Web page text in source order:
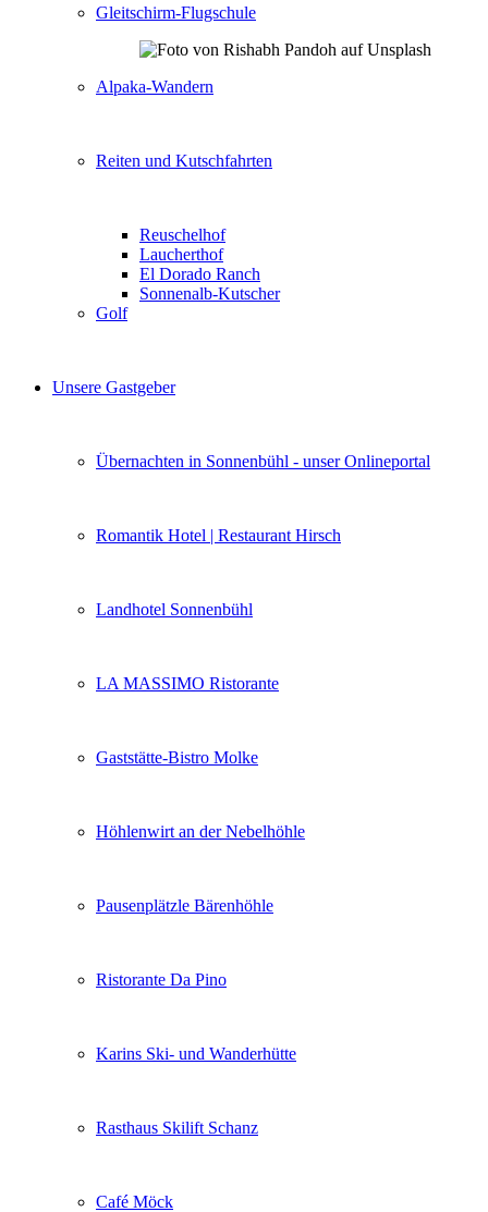
Gleitschirm-Flugschule
Alpaka-Wandern
Reiten und Kutschfahrten
Reuschelhof
Laucherthof
El Dorado Ranch
Sonnenalb-Kutscher
Golf
Unsere Gastgeber
Übernachten in Sonnenbühl - unser Onlineportal
Romantik Hotel | Restaurant Hirsch
Landhotel Sonnenbühl
LA MASSIMO Ristorante
Gaststätte-Bistro Molke
Höhlenwirt an der Nebelhöhle
Pausenplätzle Bärenhöhle
Ristorante Da Pino
Karins Ski- und Wanderhütte
Rasthaus Skilift Schanz
Café Möck